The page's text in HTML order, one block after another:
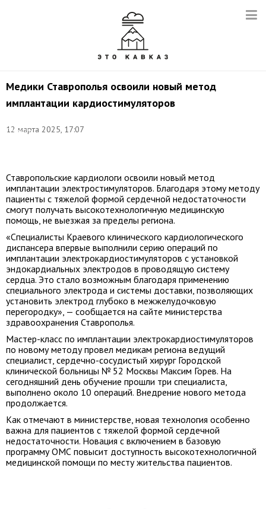
Медики Ставрополья освоили новый метод
имплантации кардиостимуляторов
12 марта 2025, 17:07
Семехин
Ставропольские кардиологи освоили новый метод
имплантации электростимуляторов. Благодаря этому методу
пациенты с тяжелой формой сердечной недостаточности
смогут получать высокотехнологичную медицинскую
помощь, не выезжая за пределы региона.
«Специалисты Краевого клинического кардиологического
диспансера впервые выполнили серию операций по
имплантации электрокардиостимуляторов с установкой
эндокардиальных электродов в проводящую систему
сердца. Это стало возможным благодаря применению
специального электрода и системы доставки, позволяющих
установить электрод глубоко в межжелудочковую
перегородку», — сообщается на сайте министерства
здравоохранения Ставрополья.
Мастер-класс по имплантации электрокардиостимуляторов
по новому методу провел медикам региона ведущий
специалист, сердечно-сосудистый хирург Городской
клинической больницы № 52 Москвы Максим Горев. На
сегодняшний день обучение прошли три специалиста,
выполнено около 10 операций. Внедрение нового метода
продолжается.
Как отмечают в министерстве, новая технология особенно
важна для пациентов с тяжелой формой сердечной
недостаточности. Новация с включением в базовую
программу ОМС повысит доступность высокотехнологичной
медицинской помощи по месту жительства пациентов.